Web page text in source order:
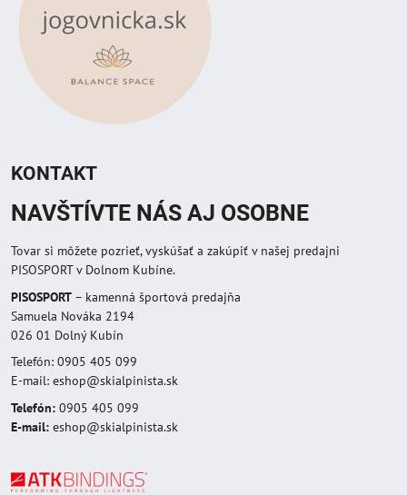
KONTAKT
NAVŠTÍVTE NÁS AJ OSOBNE
Tovar si môžete pozrieť, vyskúšať a zakúpiť v našej predajni
PISOSPORT v Dolnom Kubíne.
PISOSPORT – kamenná športová predajňa
Samuela Nováka 2194
026 01 Dolný Kubín
Telefón: 0905 405 099
E-mail: eshop@skialpinista.sk
Telefón: 0905 405 099
E-mail: eshop@skialpinista.sk